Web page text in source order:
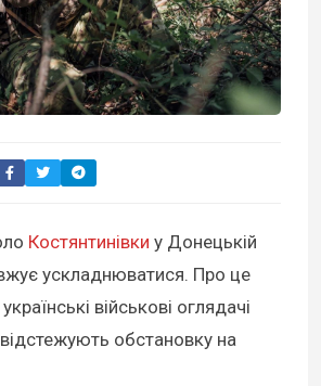
Костянтинівки у Донецькій
ускладнюватися. Про це
військові оглядачі
відстежують обстановку на